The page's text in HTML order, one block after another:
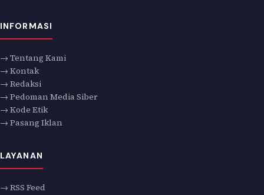
INFORMASI
→ Tentang Kami
→ Kontak
→ Redaksi
→ Pedoman Media Siber
→ Kode Etik
→ Pasang Iklan
LAYANAN
→ RSS Feed